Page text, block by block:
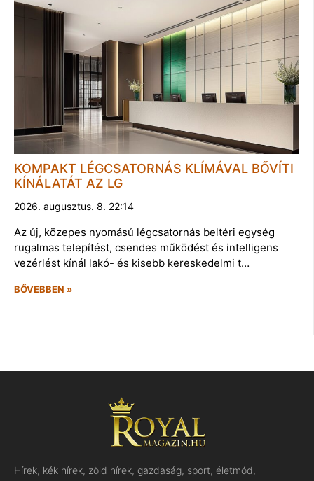
KOMPAKT LÉGCSATORNÁS KLÍMÁVAL BŐVÍTI
KÍNÁLATÁT AZ LG
2026. augusztus. 8. 22:14
Az új, közepes nyomású légcsatornás beltéri egység
rugalmas telepítést, csendes működést és intelligens
vezérlést kínál lakó- és kisebb kereskedelmi t…
BŐVEBBEN »
Hírek, kék hírek, zöld hírek, gazdaság, sport, életmód,